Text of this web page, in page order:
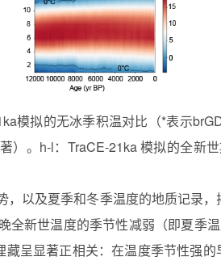
模拟的无冰季积温对比（*表示
）。 h-l： TraCE-21ka模拟的全新
以及夏季和冬季温度的地质记录
全新世温度的季节性减弱（即夏季
呈显著正相关：在温度季节性强的